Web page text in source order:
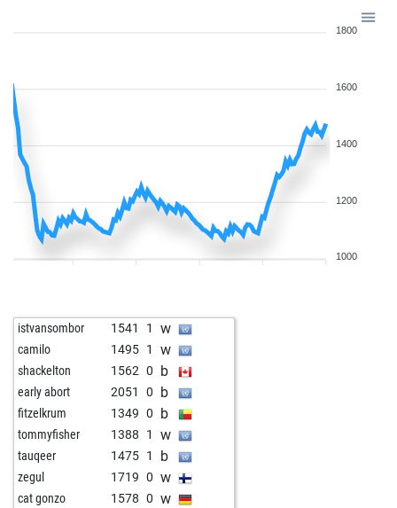
1800
1600
1400
1200
1000
istvansombor 1541 1 w
camilo 1495 1 w
shackelton 1562 0 b
early abort 2051 0 b
fitzelkrum 1349 0 b
tommyfisher 1388 1 w
tauqeer 1475 1 b
zegul 1719 0 w
cat gonzo 1578 0 w